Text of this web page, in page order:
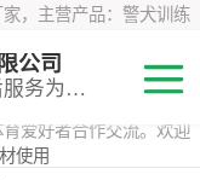
，主营产品：警犬训练
杠、军犬训练器材等训
以顾客至上的原则，锐
爱好者合作交流。欢迎
公司
集研发，生产，销售，售后服务为一体
使用